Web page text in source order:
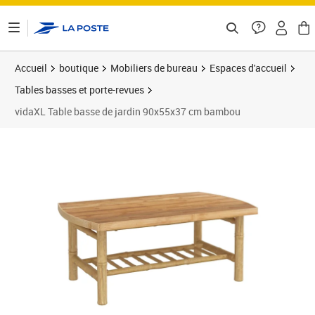
Accueil boutique Mobiliers de bureau
Espaces d'accueil
Tables basses et porte-revues
vidaXL Table basse de jardin 90x55x37 cm bambou